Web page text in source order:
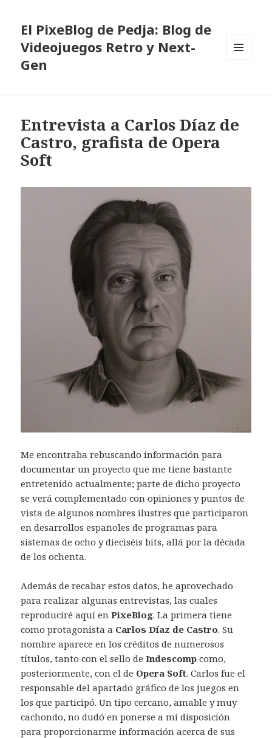
El PixeBlog de Pedja: Blog de
Videojuegos Retro y Next-
Gen
Entrevista a Carlos Díaz de
Castro, grafista de Opera
Soft
Me encontraba rebuscando información para
documentar un proyecto que me tiene bastante
entretenido actualmente; parte de dicho proyecto
se verá complementado con opiniones y puntos de
vista de algunos nombres ilustres que participaron
en desarrollos españoles de programas para
sistemas de ocho y dieciséis bits, allá por la década
de los ochenta.
Además de recabar estos datos, he aprovechado
para realizar algunas entrevistas, las cuales
reproduciré aquí enPixeBlog. La primera tiene
como protagonista a Carlos Díaz de Castro. Su
nombre aparece en los créditos de numerosos
títulos, tanto con el sello deIndescomp como,
posteriormente, con el de Opera Soft. Carlos fue el
responsable del apartado gráfico de los juegos en
los que participó. Un tipo cercano, amable y muy
cachondo, no dudó en ponerse a mi disposición
para proporcionarme información acerca de sus